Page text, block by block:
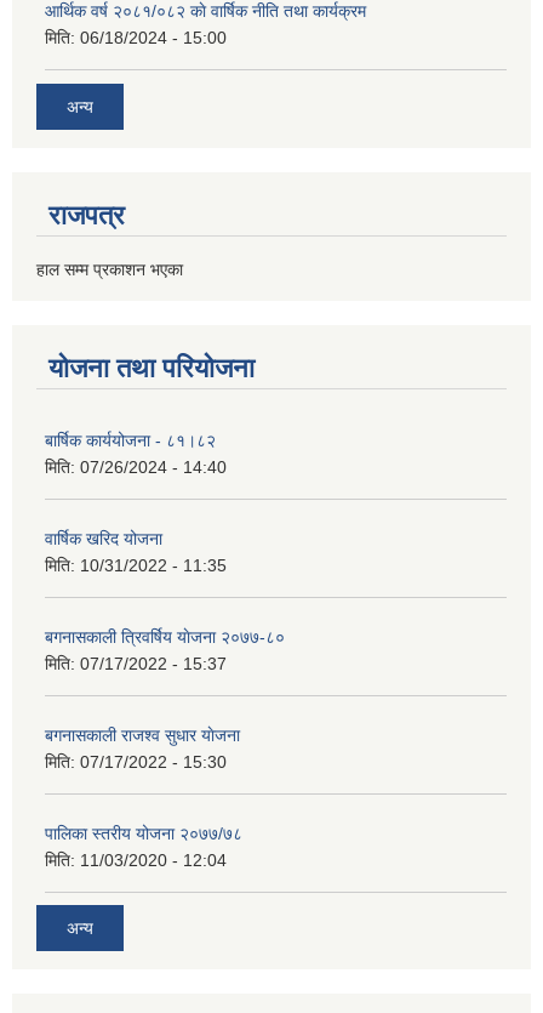
आर्थिक वर्ष २०८१/०८२ काे वार्षिक नीति तथा कार्यक्रम
मिति: 06/18/2024 - 15:00
अन्य
राजपत्र
हाल सम्म प्रकाशन भएका
योजना तथा परियोजना
बार्षिक कार्ययोजना - ८१।८२
मिति: 07/26/2024 - 14:40
वार्षिक खरिद योजना
मिति: 10/31/2022 - 11:35
बगनासकाली त्रिवर्षिय याेजना २०७७-८०
मिति: 07/17/2022 - 15:37
बगनासकाली राजश्व सुधार याेजना
मिति: 07/17/2022 - 15:30
पालिका स्तरीय योजना २०७७/७८
मिति: 11/03/2020 - 12:04
अन्य